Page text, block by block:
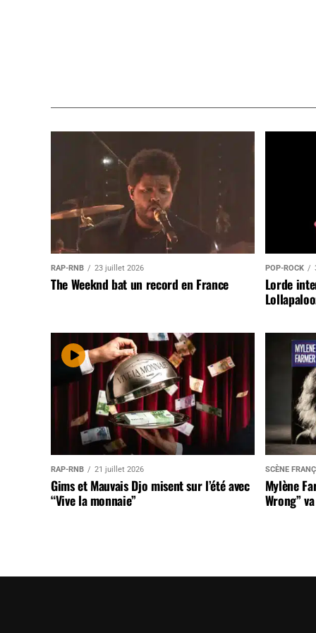
RAP-RNB 23 juillet 2026
The Weeknd bat un record en France
POP-ROCK
Lorde
RAP-RNB 21 juillet 2026
Gims et Mauvais Djo misent sur l’été avec
“Vive la monnaie”
SCÈNE
Mylène
Wrong”